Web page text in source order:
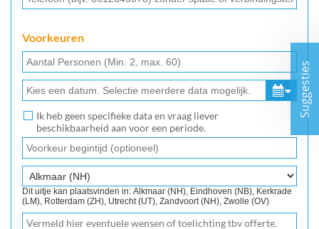
Voorkeuren
Ik heb geen specifieke data en vraag liever
beschikbaarheid aan voor een periode.
Dit uitje kan plaatsvinden in: Alkmaar (NH), Eindhoven (NB), Kerkrade
(LM), Rotterdam (ZH), Utrecht (UT), Zandvoort (NH), Zwolle (OV)
Suggesties